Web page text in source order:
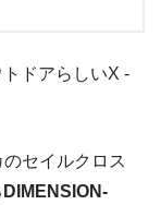
ドアらしいX -
セイルクロス
DIMENSION-